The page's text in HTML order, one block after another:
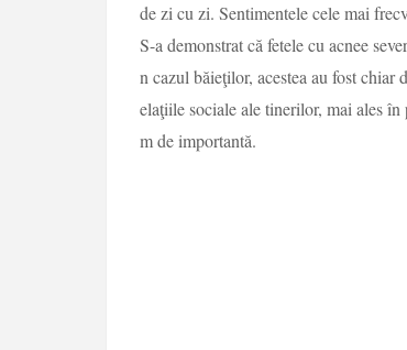
de zi cu zi. Sentimentele cele mai
S-a demonstrat că fetele cu acnee
n cazul băieţilor, acestea au fost chiar
elaţiile sociale ale tinerilor, mai ales
m de importantă.